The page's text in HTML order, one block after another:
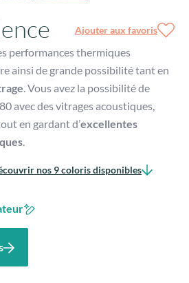
Ajouter aux favoris
performances thermiques
ainsi de grande possibilité tant en
. Vous avez la possibilité de
avec des vitrages acoustiques,
en gardant d’excellentes
.
nos 9 coloris disponibles